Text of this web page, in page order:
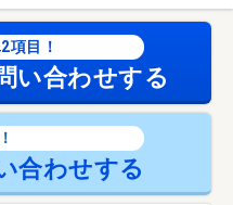
項目！
い合わせする
合わせする